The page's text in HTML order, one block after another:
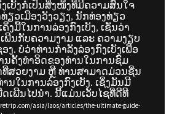
ເບັງກໍ່ເປັນສິ່ງໜຶ່ງທີ່ມີຄວາມສົນໃຈ
ຽວເມືອງວັງວຽງ, ນັກທ່ອງທ່ຽວ
ງມື້ໃນການລ່ອງກົງເບັງ, ເຊັ່ນວ່າ
ພີນກັບຄວາມງາມ ແລະ ຄວາມງຽບ
ງ. ບໍ່ວ່າທ່ານກຳລັງລ່ອງກົງເບັງເພື່ອ
ນຄັ້ງທຳອິດຂອງທ່ານໃນການຊົມ
ສວຍງາມ ຫຼື ທ່ານສາມາດມ່ວນຊື່ນ
ນໃນການລ່ອງກົງເບັງ. ເຊິ່ງມັນມີ
ເພີນໄປນຳ. ນີ້ແມ່ນເວັບໄຊທີ່ດີທີ
asia/laos/articles/the-ultimate-guide-